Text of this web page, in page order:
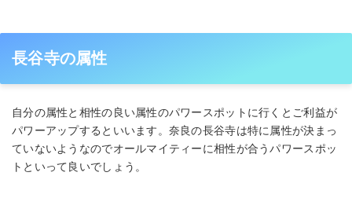
長谷寺の属性
自分の属性と相性の良い属性のパワースポットに行くとご利益が
パワーアップするといいます。奈良の長谷寺は特に属性が決まっ
ていないようなのでオールマイティーに相性が合うパワースポッ
トといって良いでしょう。